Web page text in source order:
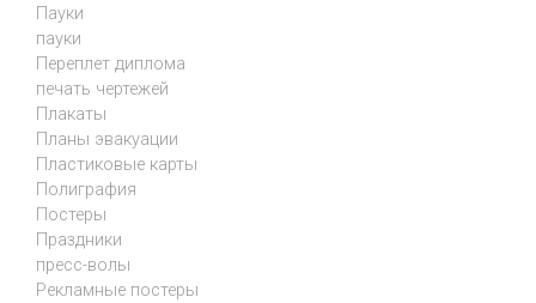
Пауки
пауки
Переплет диплома
печать чертежей
Плакаты
Планы эвакуации
Пластиковые карты
Полиграфия
Постеры
Праздники
пресс-волы
Рекламные постеры